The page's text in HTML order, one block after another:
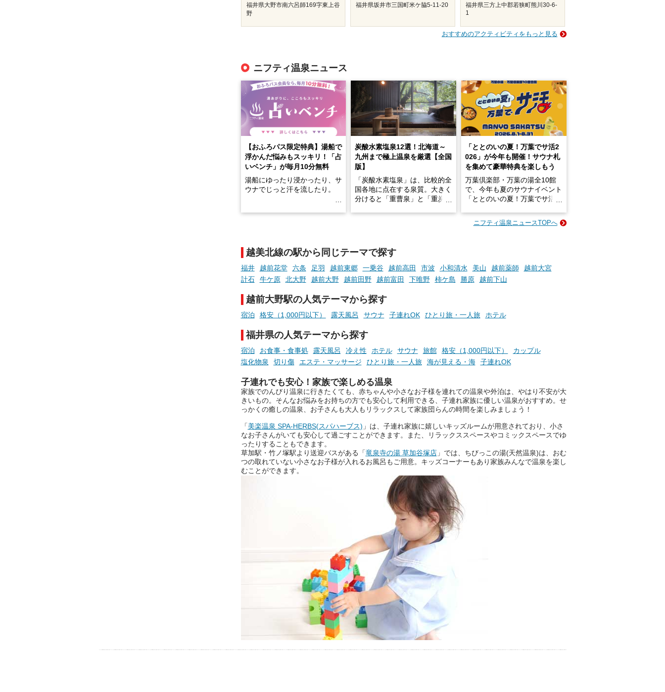
福井県大野市南六呂師169字東上谷
野
福井県坂井市三国町米ケ脇5-11-20
福井県三方上中郡若狭町熊川30-6-
1
おすすめのアクティビティをもっと見る
ニフティ温泉ニュース
【おふろパス限定特典】湯船で
浮かんだ悩みもスッキリ！「占
いベンチ」が毎月10分無料
湯船にゆったり浸かったり、サ
ウナでじっと汗を流したり。
た「これからのこと」や「ちょ
っとした悩み」が、頭に浮かん
でくることはありませんか？
お風呂でリラックスしているか
らこそ向き合える、大切な自分
の本音。
そんな心のつぶやきを、湯あが
りの温まった心のまま相談でき
たら素敵ですよね。
ニフティ温泉の「占いベンチ」
は、そんなあなたの心のつぶや
きをプロの占い師に相談するこ
とができるサービスです。
おふろパス会員様なら、この特
別なひとときを「毎月10分無
炭酸水素塩泉12選！北海道～
九州まで極上温泉を厳選【全国
版】
「炭酸水素塩泉」は、比較的全
国各地に点在する泉質。大きく
分けると「重曹泉」と「重炭酸
す。
今回は筆者自ら入浴した中か
ら、日本各地にある炭酸水素塩
日帰り入浴可能で、源泉かけ流
しと泉質の良さにこだわりつ
つ、万人におすすめしたい施設
を厳選しました。
「ととのいの夏！万葉でサ活2
026」が今年も開催！サウナ札
を集めて豪華特典を楽しもう
万葉倶楽部・万葉の湯全10館
で、今年も夏のサウナイベント
「ととのいの夏！万葉でサ活2
2026年8月1日（土）～8月31
札」を集めることで、オリジナ
ルグッズや無料券などの特典と
交換可能。
ュやアウフグースなど、サウナ
好きにはたまらない多彩なイベ
───
提供元：万葉倶楽部株式会社
この記事は万葉倶楽部株式会社
のPR記事です。
ニフティ温泉ニュースTOPへ
越美北線の駅から同じテーマで探す
福井 越前花堂 六条 足羽 越前東郷 一乗谷 越前高田 市波 小和清水 美山 越前薬師
越前大宮
計石
牛ケ原 北大野 越前大野 越前田野 越前富田 下唯野 柿ケ島 勝原 越前下山
越前大野駅の人気テーマから探す
宿泊 格安（1,000円以下） 露天風呂 サウナ 子連れOK ひとり旅・一人旅 ホテル
福井県の人気テーマから探す
宿泊 お食事・食事処 露天風呂 冷え性 ホテル サウナ 旅館 格安（1,000円以下）
カップル
塩化物泉
切り傷 エステ・マッサージ ひとり旅・一人旅 海が見える・海 子連れOK
子連れでも安心！家族で楽しめる温泉
家族でのんびり温泉に行きたくても、赤ちゃんや小さなお子様を連れての温泉や外泊は、やはり不安が大
きいもの。そんなお悩みをお持ちの方でも安心して利用できる、子連れ家族に優しい温泉がおすすめ。せ
っかくの癒しの温泉、お子さんも大人もリラックスして家族団らんの時間を楽しみましょう！
「美楽温泉 SPA-HERBS(スパハーブス) 」は、子連れ家族に嬉しいキッズルームが用意されており、小さ
なお子さんがいても安心して過ごすことができます。また、リラックススペースやコミックスペースでゆ
ったりすることもできます。
草加駅・竹ノ塚駅より送迎バスがある「竜泉寺の湯 草加谷塚店」では、ちびっこの湯(天然温泉)は、おむ
つの取れていない小さなお子様が入れるお風呂もご用意。キッズコーナーもあり家族みんなで温泉を楽し
むことができます。